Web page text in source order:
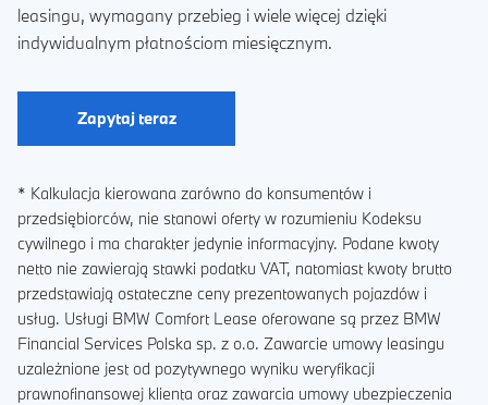
leasingu, wymagany przebieg i wiele więcej dzięki
indywidualnym płatnościom miesięcznym.
Zapytaj teraz
* Kalkulacja kierowana zarówno do konsumentów i
przedsiębiorców, nie stanowi oferty w rozumieniu Kodeksu
cywilnego i ma charakter jedynie informacyjny. Podane kwoty
netto nie zawierają stawki podatku VAT, natomiast kwoty brutto
przedstawiają ostateczne ceny prezentowanych pojazdów i
usług. Usługi BMW Comfort Lease oferowane są przez BMW
Financial Services Polska sp. z o.o. Zawarcie umowy leasingu
uzależnione jest od pozytywnego wyniku weryfikacji
prawnofinansowej klienta oraz zawarcia umowy ubezpieczenia